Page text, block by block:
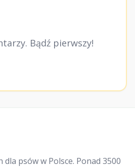
Bądź pierwszy!
psów w Polsce. Ponad 3500